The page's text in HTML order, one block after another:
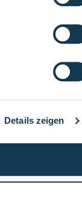
Details zeigen